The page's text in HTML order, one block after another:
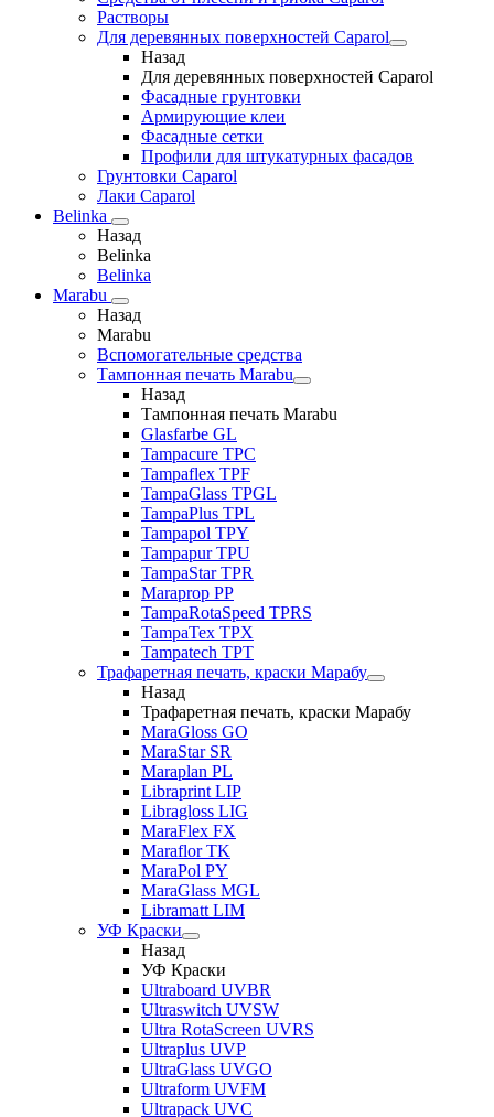
Растворы
Для деревянных поверхностей Caparol
Назад
Для деревянных поверхностей Caparol
Фасадные грунтовки
Армирующие клеи
Фасадные сетки
Профили для штукатурных фасадов
Грунтовки Caparol
Лаки Caparol
Belinka
Назад
Belinka
Belinka
Marabu
Назад
Marabu
Вспомогательные средства
Тампонная печать Marabu
Назад
Тампонная печать Marabu
Glasfarbe GL
Tampacure TPC
Tampaflex TPF
TampaGlass TPGL
TampaPlus TPL
Tampapol TPY
Tampapur TPU
TampaStar TPR
Maraprop PP
TampaRotaSpeed TPRS
TampaTex TPX
Tampatech TPT
Трафаретная печать, краски Марабу
Назад
Трафаретная печать, краски Марабу
MaraGloss GO
MaraStar SR
Maraplan PL
Libraprint LIP
Libragloss LIG
MaraFlex FX
Maraflor TK
MaraPol PY
MaraGlass MGL
Libramatt LIM
УФ Краски
Назад
УФ Краски
Ultraboard UVBR
Ultraswitch UVSW
Ultra RotaScreen UVRS
Ultraplus UVP
UltraGlass UVGO
Ultraform UVFM
Ultrapack UVC